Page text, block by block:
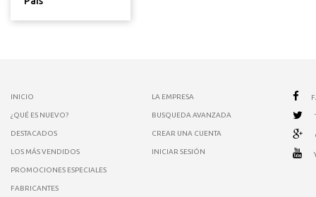
INICIO
¿QUÉ ES NUEVO?
DESTACADOS
LOS MÁS VENDIDOS
PROMOCIONES ESPECIALES
FABRICANTES
LA EMPRESA
BUSQUEDA AVANZADA
CREAR UNA CUENTA
INICIAR SESIÓN